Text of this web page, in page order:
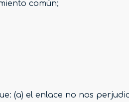
común;
(a) el enlace no nos